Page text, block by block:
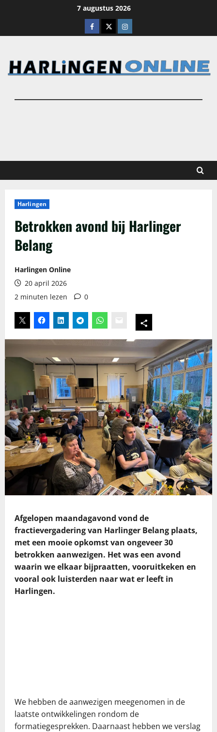
7 augustus 2026
Facebook
X Instagram
Harlingen
Betrokken avond bij Harlinger
Belang
Harlingen Online
20 april 2026
2 minuten lezen
0
Afgelopen maandagavond vond de
fractievergadering van Harlinger Belang plaats,
met een mooie opkomst van ongeveer 30
betrokken aanwezigen. Het was een avond
waarin we elkaar bijpraatten, vooruitkeken en
vooral ook luisterden naar wat er leeft in
Harlingen.
We hebben de aanwezigen meegenomen in de
laatste ontwikkelingen rondom de
formatiegesprekken. Daarnaast hebben we verslag